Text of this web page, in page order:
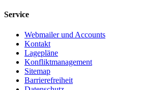
Service
Webmailer und Accounts
Kontakt
Lagepläne
Konfliktmanagement
Sitemap
Barrierefreiheit